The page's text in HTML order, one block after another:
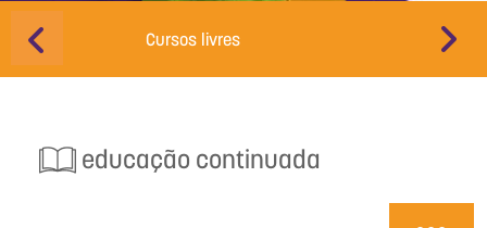
Cursos livres Educação
educação continuada